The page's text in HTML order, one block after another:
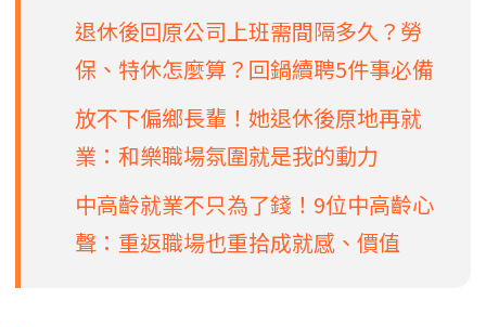
退休後回原公司上班需間隔多久？勞
保、特休怎麼算？回鍋續聘5件事必備
放不下偏鄉長輩！她退休後原地再就
業：和樂職場氛圍就是我的動力
中高齡就業不只為了錢！9位中高齡心
聲：重返職場也重拾成就感、價值